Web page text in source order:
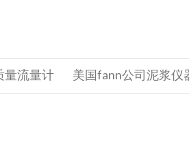
量流量计 美国fann公司泥浆仪